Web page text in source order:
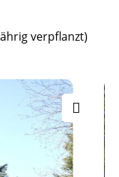
verpflanzt)